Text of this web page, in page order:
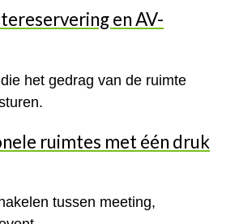
en AV-
het gedrag van de ruimte
ruimtes met één druk
tussen meeting,